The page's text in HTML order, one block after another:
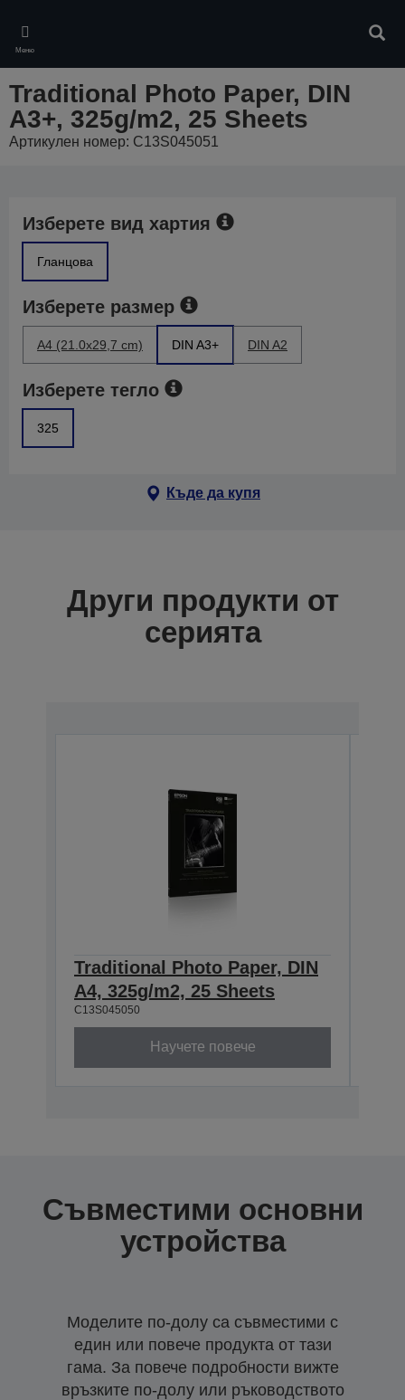
main
content
Меню
Traditional Photo Paper, DIN
A3+, 325g/m2, 25 Sheets
Артикулен номер: C13S045051
Изберете вид хартия
Гланцова
Изберете размер
A4 (21.0x29,7 cm) DIN A3+ DIN A2
Изберете тегло
325
Къде да купя
Други продукти от
серията
Traditional Photo Paper, DIN
A4, 325g/m2, 25 Sheets
C13S045050
Научете повече
Съвместими основни
устройства
Моделите по-долу са съвместими с
един или повече продукта от тази
гама. За повече подробности вижте
връзките по-долу или ръководството